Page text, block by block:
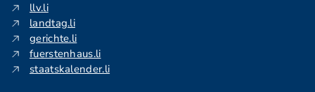
llv.li
landtag.li
gerichte.li
fuerstenhaus.li
staatskalender.li